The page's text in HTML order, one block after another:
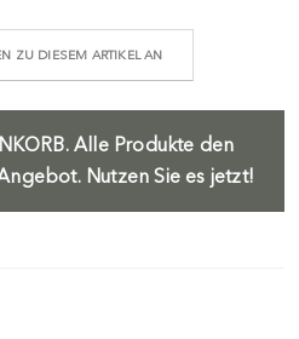
ZU DIESEM ARTIKEL AN
Alle Produkte den
Nutzen Sie es jetzt!